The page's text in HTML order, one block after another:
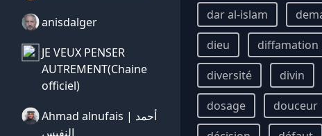
anisdalger
JE VEUX PENSER
AUTREMENT(Chaine
officiel)
Ahmad alnufais | أحمد
النفيس
dar al-islam
dieu
diffamation
diversité
divin
dosage
douceur